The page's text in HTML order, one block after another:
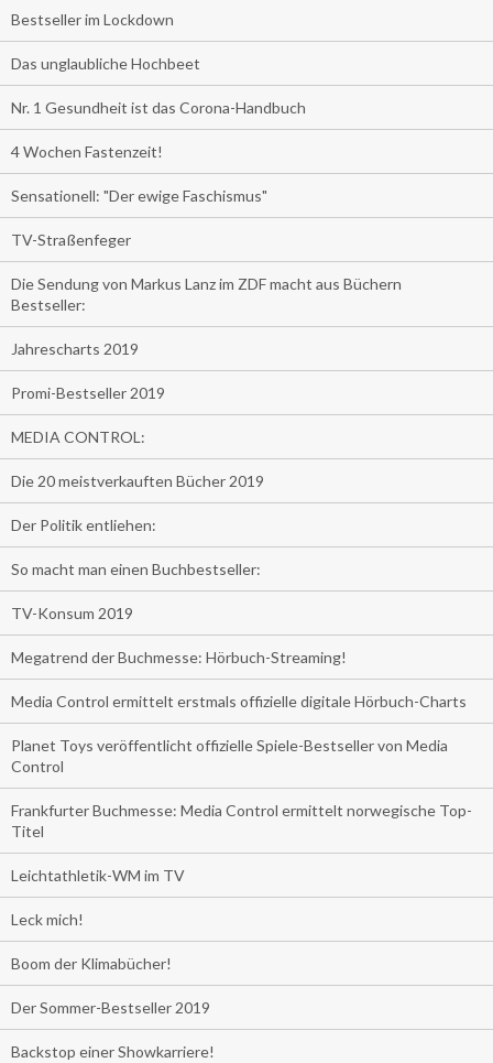
Bestseller im Lockdown
Das unglaubliche Hochbeet
Nr. 1 Gesundheit ist das Corona-Handbuch
4 Wochen Fastenzeit!
Sensationell: "Der ewige Faschismus"
TV-Straßenfeger
Die Sendung von Markus Lanz im ZDF macht aus Büchern
Bestseller:
Jahrescharts 2019
Promi-Bestseller 2019
MEDIA CONTROL:
Die 20 meistverkauften Bücher 2019
Der Politik entliehen:
So macht man einen Buchbestseller:
TV-Konsum 2019
Megatrend der Buchmesse: Hörbuch-Streaming!
Media Control ermittelt erstmals offizielle digitale Hörbuch-Charts
Planet Toys veröffentlicht offizielle Spiele-Bestseller von Media
Control
Frankfurter Buchmesse: Media Control ermittelt norwegische Top-
Titel
Leichtathletik-WM im TV
Leck mich!
Boom der Klimabücher!
Der Sommer-Bestseller 2019
Backstop einer Showkarriere!